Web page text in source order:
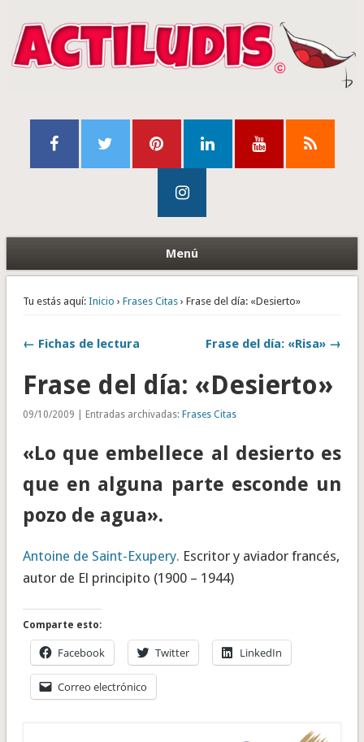
Menú
Tu estás aquí: Inicio › Frases Citas› Frase del día: «Desierto»
← Fichas de lectura Frase del día: «Risa» →
Frase del día: «Desierto»
09/10/2009 | Entradas archivadas: Frases Citas
«Lo que embellece al desierto es
que en alguna parte esconde un
pozo de agua».
Antoine de Saint-Exupery. Escritor y aviador francés,
autor de El principito (1900 – 1944)
Comparte esto:
Facebook Twitter LinkedIn
Correo electrónico